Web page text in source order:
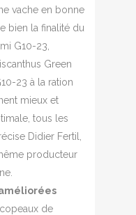
vache en bonne
bien la finalité du
G10-23,
Green
23 à la ration
mieux et
tous les
Didier Fertil,
producteur
de